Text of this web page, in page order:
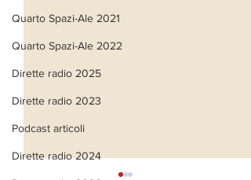
Quarto Spazi-Ale 2021
Quarto Spazi-Ale 2022
Dirette radio 2025
Dirette radio 2023
Podcast articoli
Dirette radio 2024